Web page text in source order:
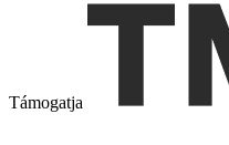
Támogatja